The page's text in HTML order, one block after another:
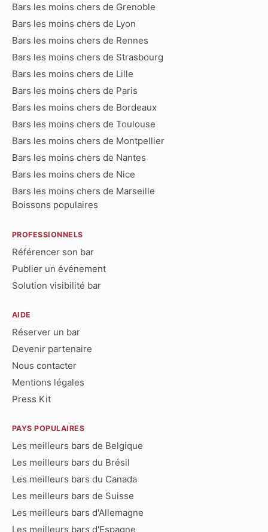
Bars les moins chers de Grenoble
Bars les moins chers de Lyon
Bars les moins chers de Rennes
Bars les moins chers de Strasbourg
Bars les moins chers de Lille
Bars les moins chers de Paris
Bars les moins chers de Bordeaux
Bars les moins chers de Toulouse
Bars les moins chers de Montpellier
Bars les moins chers de Nantes
Bars les moins chers de Nice
Bars les moins chers de Marseille
Boissons populaires
PROFESSIONNELS
Référencer son bar
Publier un événement
Solution visibilité bar
AIDE
Réserver un bar
Devenir partenaire
Nous contacter
Mentions légales
Press Kit
PAYS POPULAIRES
Les meilleurs bars de Belgique
Les meilleurs bars du Brésil
Les meilleurs bars du Canada
Les meilleurs bars de Suisse
Les meilleurs bars d'Allemagne
Les meilleurs bars d'Espagne